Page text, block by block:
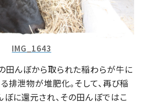
IMG_1643
田んぼから取られた稲わらが牛に
排泄物が堆肥化。そして、再び稲
に還元され、その田んぼではこ